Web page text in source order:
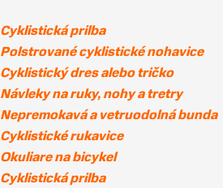
Cyklistická prilba
Polstrované cyklistické nohavice
Cyklistický dres alebo tričko
Návleky na ruky, nohy a tretry
Nepremokavá a vetruodolná bunda
Cyklistické rukavice
Okuliare na bicykel
Cyklistická prilba